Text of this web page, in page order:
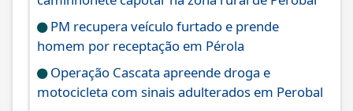
PM recupera veículo furtado e prende
homem por receptação em Pérola
Operação Cascata apreende droga e
motocicleta com sinais adulterados em Perobal